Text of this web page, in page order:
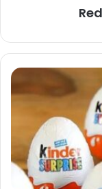
Chocolates
recolhidos
suspeita
de
salmonela